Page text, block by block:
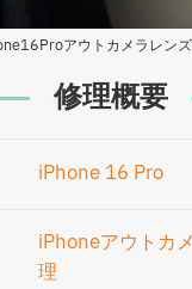
アウトカメラレン
修理概要
iPhone 16 Pro
iPhoneアウトカ
理